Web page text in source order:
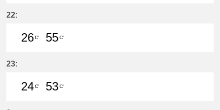
22:
26C'
55C'
23:
24C'
53C'